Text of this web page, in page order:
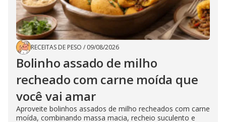
RECEITAS DE PESO / 09/08/2026
Bolinho assado de milho
recheado com carne moída que
você vai amar
Aproveite bolinhos assados de milho recheados com carne
moída, combinando massa macia, recheio suculento e